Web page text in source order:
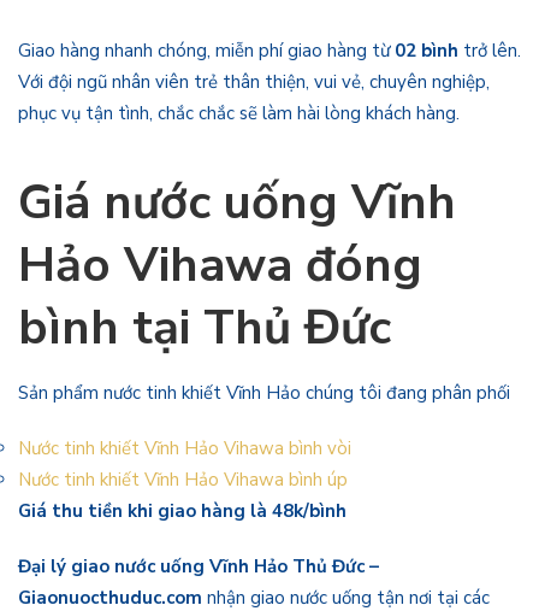
Giao hàng nhanh chóng, miễn phí giao hàng từ 02 bình trở lên.
Với đội ngũ nhân viên trẻ thân thiện, vui vẻ, chuyên nghiệp,
phục vụ tận tình, chắc chắc sẽ làm hài lòng khách hàng.
Giá nước uống Vĩnh
Hảo Vihawa đóng
bình tại Thủ Đức
Sản phẩm nước tinh khiết Vĩnh Hảo chúng tôi đang phân phối
Nước tinh khiết Vĩnh Hảo Vihawa bình vòi
Nước tinh khiết Vĩnh Hảo Vihawa bình úp
Giá thu tiền khi giao hàng là 48k/bình
Đại lý giao nước uống Vĩnh Hảo Thủ Đức –
Giaonuocthuduc.com nhận giao nước uống tận nơi tại các